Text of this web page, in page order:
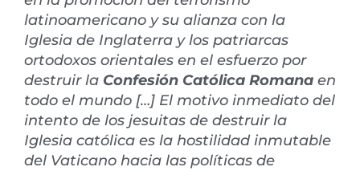
latinoamericano y su alianza con la
Iglesia de Inglaterra y los patriarcas
ortodoxos orientales en el esfuerzo por
destruir la Confesión Católica Romana en
todo el mundo […] El motivo inmediato del
intento de los jesuitas de destruir la
Iglesia católica es la hostilidad inmutable
del Vaticano hacia las políticas de